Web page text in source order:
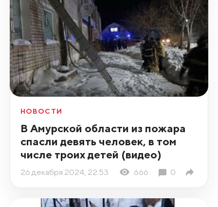
НОВОСТИ
В Амурской области из пожара
спасли девять человек, в том
числе троих детей (видео)
26 декабря 2024, 22:53 666 0